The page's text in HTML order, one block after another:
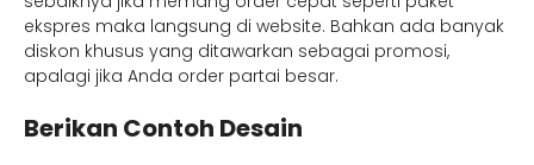
ekspres maka langsung di website. Bahkan ada banyak
diskon khusus yang ditawarkan sebagai promosi,
apalagi jika Anda order partai besar.
Berikan Contoh Desain